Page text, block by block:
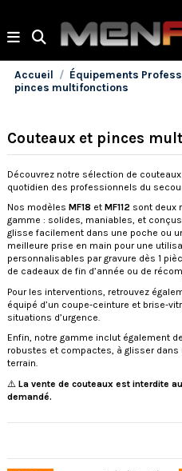
Accueil Équipements
pinces multifonctions
Couteaux et pinces
Découvrez notre sélection de
quotidien des professionnels du
Nos modèles MF18 et MF112 sont deux
gamme : solides, maniables, et conçus
glisse facilement dans une poche ou
meilleure prise en main pour une
personnalisables par gravure dès 1
de cadeaux de fin d’année ou de
Pour les interventions, retrouvez
équipé d’un coupe-ceinture et brise-
situations d’urgence.
Enfin, notre gamme inclut également
robustes et compactes, à glisser
terrain.
⚠️ La vente de couteaux est interdite
demandé.